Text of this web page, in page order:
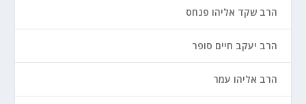
הרב שקד אליהו פנחס
הרב יעקב חיים סופר
הרב אליהו עמר